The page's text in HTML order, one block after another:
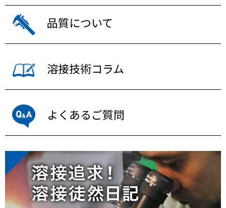
品質について
溶接技術コラム
よくあるご質問